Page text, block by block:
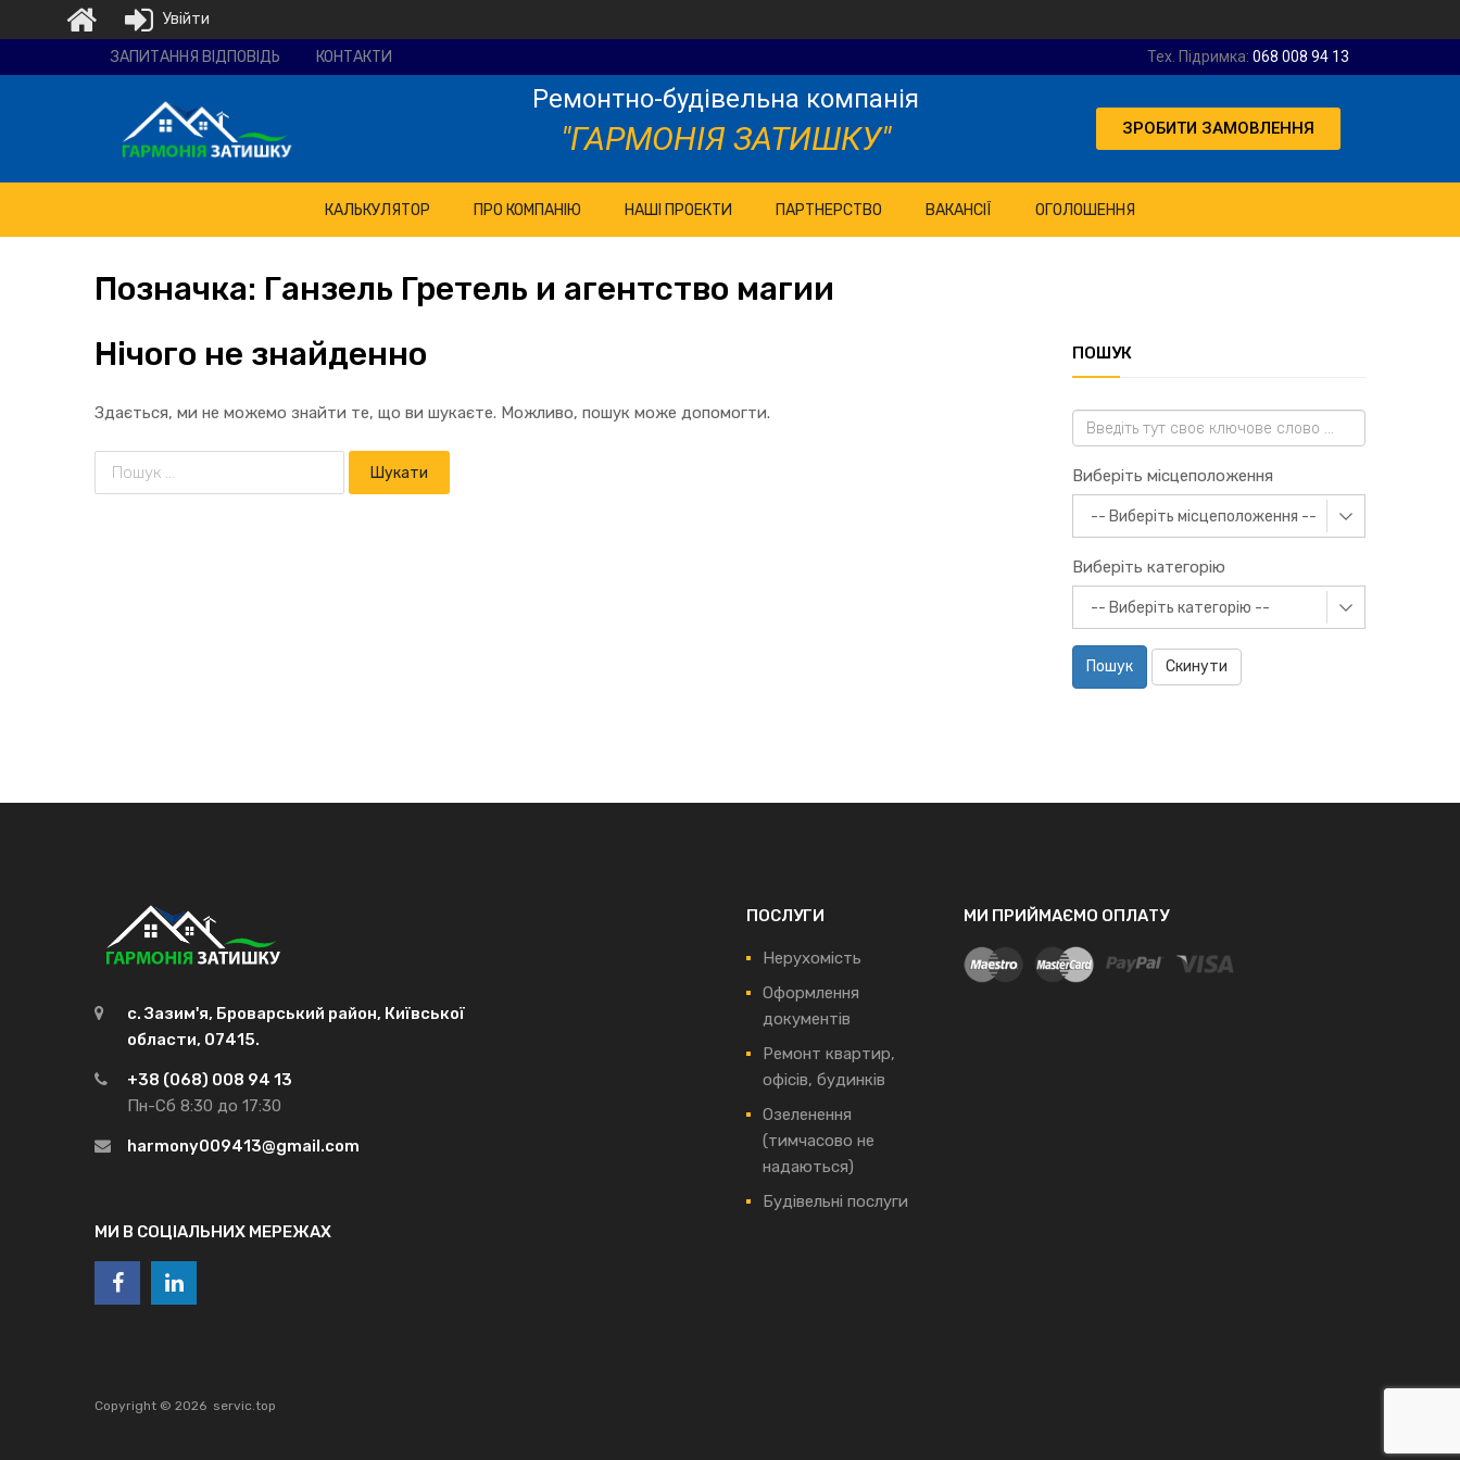
будівельна
ЗАПИТАННЯ ВІДПОВІДЬ КОНТАКТИ Тех. Підримка: 068 008 94 13
Ремонтно-будівельна компанія
"ГАРМОНІЯ ЗАТИШКУ" ЗРОБИТИ ЗАМОВЛЕННЯ
КАЛЬКУЛЯТОР ПРО КОМПАНІЮ НАШІ ПРОЕКТИ ПАРТНЕРСТВО ВАКАНСІЇ ОГОЛОШЕННЯ
Позначка: Ганзель Гретель и агентство магии
Нічого не знайденно
Здається, ми не можемо знайти те, що ви шукаєте. Можливо, пошук може допомогти.
ПОШУК
Виберіть місцеположення
Виберіть категорію
Пошук Скинути
с. Зазим'я, Броварський район, Київської
области, 07415.
+38 (068) 008 94 13
Пн-Сб 8:30 до 17:30
harmony009413@gmail.com
МИ В СОЦІАЛЬНИХ МЕРЕЖАХ
ПОСЛУГИ
Нерухомість
Оформлення
документів
Ремонт квартир,
офісів, будинків
Озеленення
(тимчасово не
надаються)
Будівельні послуги
МИ ПРИЙМАЄМО ОПЛАТУ
Copyright © 2026 servic.top
Увійти